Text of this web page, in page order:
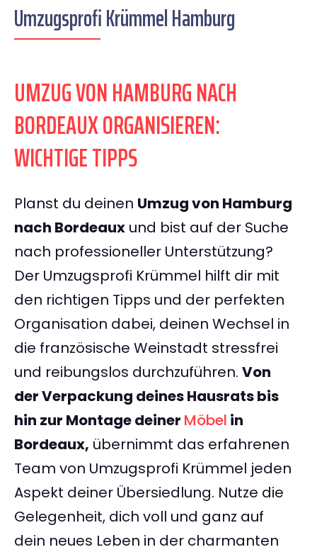
Umzugsprofi Krümmel Hamburg
UMZUG VON HAMBURG NACH
BORDEAUX ORGANISIEREN:
WICHTIGE TIPPS
Planst du deinen Umzug von Hamburg
nach Bordeaux und bist auf der Suche
nach professioneller Unterstützung?
Der Umzugsprofi Krümmel hilft dir mit
den richtigen Tipps und der perfekten
Organisation dabei, deinen Wechsel in
die französische Weinstadt stressfrei
und reibungslos durchzuführen. Von
der Verpackung deines Hausrats bis
hin zur Montage deiner Möbel in
Bordeaux, übernimmt das erfahrenen
Team von Umzugsprofi Krümmel jeden
Aspekt deiner Übersiedlung. Nutze die
Gelegenheit, dich voll und ganz auf
dein neues Leben in der charmanten